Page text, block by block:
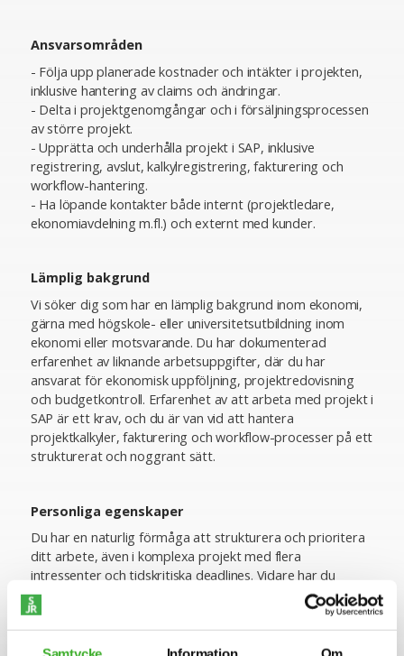
Ansvarsområden
- Följa upp planerade kostnader och intäkter i projekten,
inklusive hantering av claims och ändringar.
- Delta i projektgenomgångar och i försäljningsprocessen
av större projekt.
- Upprätta och underhålla projekt i SAP, inklusive
registrering, avslut, kalkylregistrering, fakturering och
workflow-hantering.
- Ha löpande kontakter både internt (projektledare,
ekonomiavdelning m.fl.) och externt med kunder.
Lämplig bakgrund
Vi söker dig som har en lämplig bakgrund inom ekonomi,
gärna med högskole- eller universitetsutbildning inom
ekonomi eller motsvarande. Du har dokumenterad
erfarenhet av liknande arbetsuppgifter, där du har
ansvarat för ekonomisk uppföljning, projektredovisning
och budgetkontroll. Erfarenhet av att arbeta med projekt i
SAP är ett krav, och du är van vid att hantera
projektkalkyler, fakturering och workflow-processer på ett
strukturerat och noggrant sätt.
Personliga egenskaper
Du har en naturlig förmåga att strukturera och prioritera
ditt arbete, även i komplexa projekt med flera
intressenter och tidskritiska deadlines. Vidare har du
mycket god kommunikations- och samarbetsförmåga,
och du uttrycker dig väl både på svenska och engelska, i
tal och skrift. Din bakgrund gör dig redo att bidra direkt
till projektens ekonomiska styrning och säkerställa att